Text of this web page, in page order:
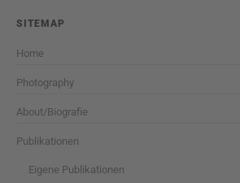
SITEMAP
Home
Photography
About/Biografie
Publikationen
Eigene Publikationen